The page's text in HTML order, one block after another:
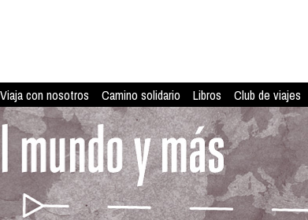
Viaja con nosotros Camino solidario Libros Club de viajes